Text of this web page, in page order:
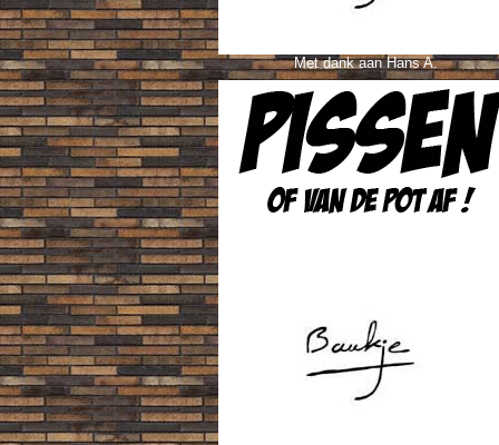
Met dank aan Hans A.